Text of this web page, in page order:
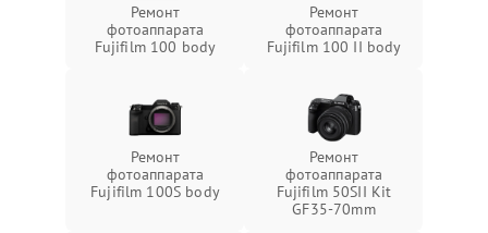
Ремонт
фотоаппарата
Fujifilm 100 body
Ремонт
фотоаппарата
Fujifilm 100 II body
Ремонт
фотоаппарата
Fujifilm 100S body
Ремонт
фотоаппарата
Fujifilm 50SII Kit
GF35-70mm